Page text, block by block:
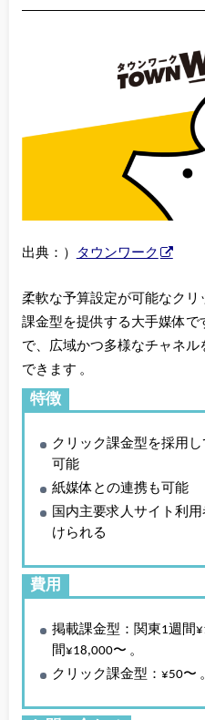
出典：） タウンワーク
柔軟な予算設定が可能なク
課金型を提供する大手媒体
で、広域かつ多様なチャネ
できます 。
特徴
クリック課金型を採用
可能
紙媒体との連携も可能
国内主要求人サイト利
けられる
費用
掲載課金型：関東1週間
間¥18,000〜 。
クリック課金型：¥50〜